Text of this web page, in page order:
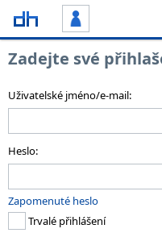
Zadejte své
Uživatelské jméno/e-mail:
Heslo:
Zapomenuté heslo
Trvalé přihlášení